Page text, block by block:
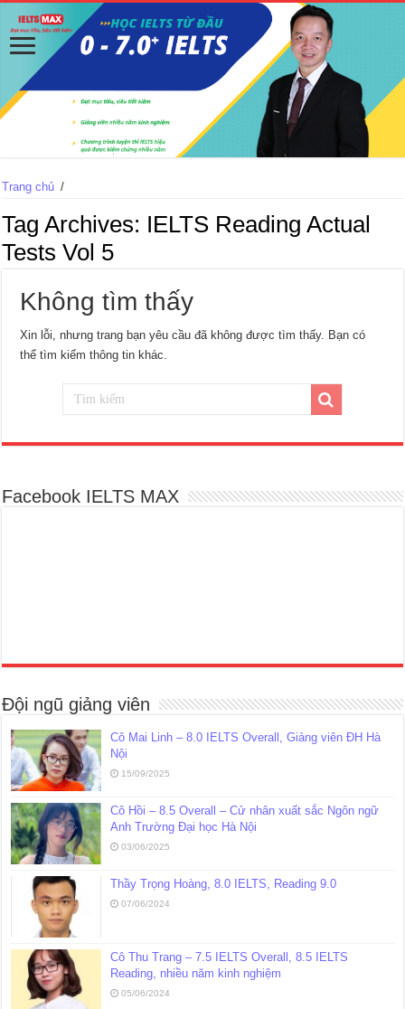
Trang chủ /
Tag Archives: IELTS Reading Actual
Tests Vol 5
Không tìm thấy
Xin lỗi, nhưng trang bạn yêu cầu đã không được tìm thấy. Bạn có
thể tìm kiếm thông tin khác.
Facebook IELTS MAX
Đội ngũ giảng viên
Cô Mai Linh – 8.0 IELTS Overall, Giảng viên ĐH Hà
Nội
15/09/2025
Cô Hồi – 8.5 Overall – Cử nhân xuất sắc Ngôn ngữ
Anh Trường Đại học Hà Nội
03/06/2025
Thầy Trọng Hoàng, 8.0 IELTS, Reading 9.0
07/06/2024
Cô Thu Trang – 7.5 IELTS Overall, 8.5 IELTS
Reading, nhiều năm kinh nghiệm
05/06/2024